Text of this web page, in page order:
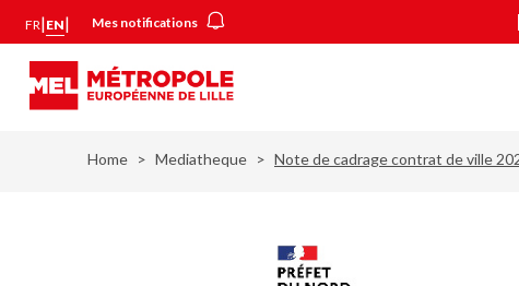
content
FR|EN| Mes notifications
Home Mediatheque Note de cadrage contrat de ville